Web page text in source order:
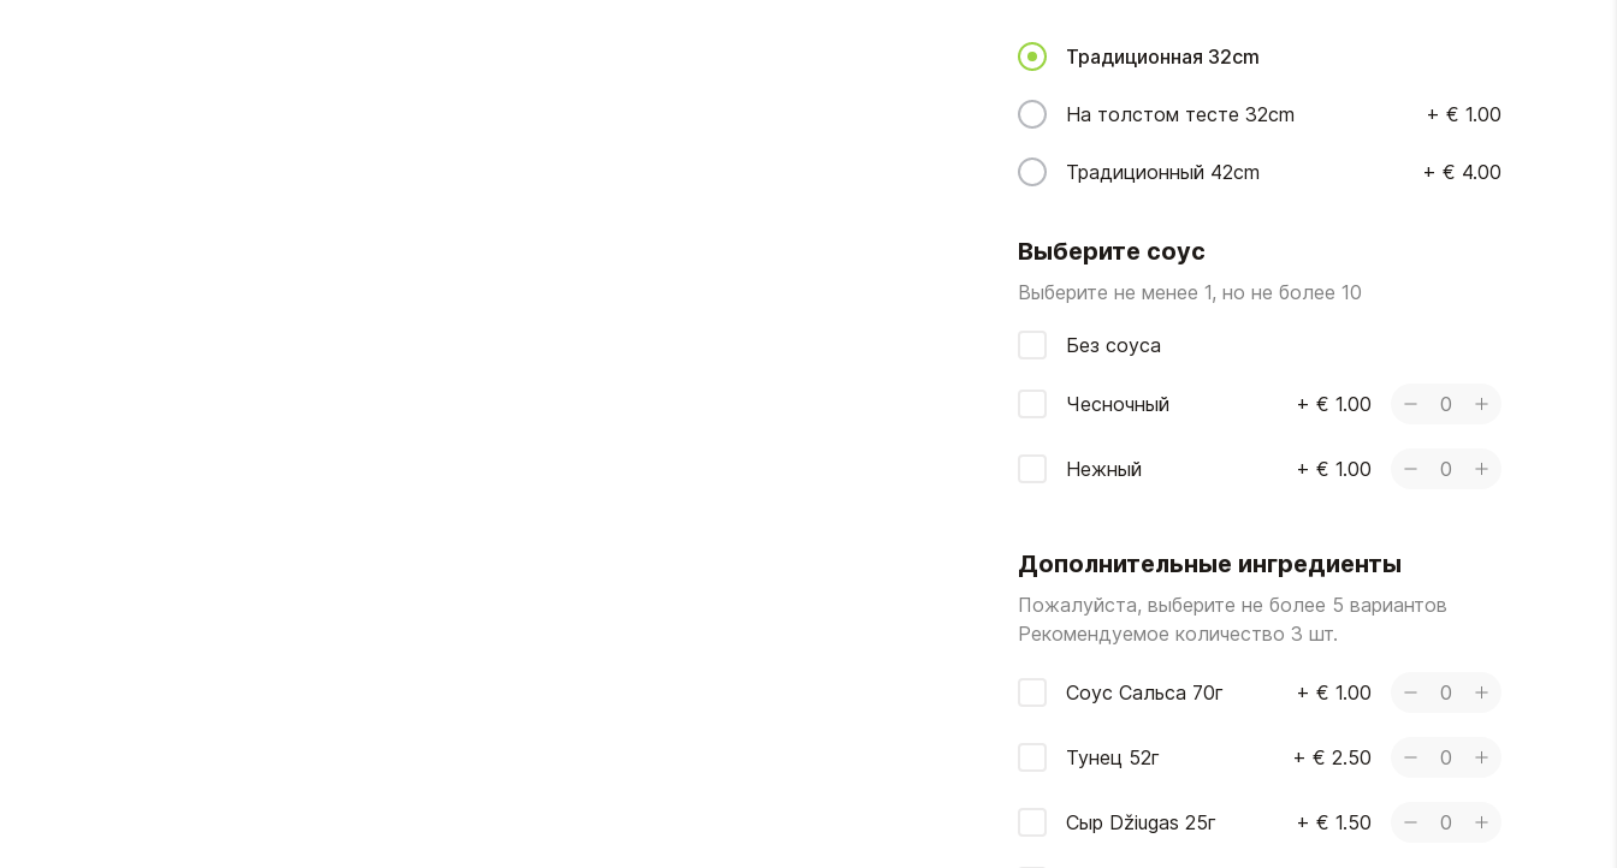
Традиционная 32cm
На толстом тесте 32cm + € 1.00
Традиционный 42cm + € 4.00
Выберите соус
Выберите не менее 1, но не более 10
Без соуса
Чесночный + € 1.00 0
Нежный + € 1.00 0
Дополнительные ингредиенты
Пожалуйста, выберите не более 5 вариантов
Рекомендуемое количество 3 шт.
Соус Сальса 70г + € 1.00 0
Тунец 52г + € 2.50 0
Сыр Džiugas 25г + € 1.50 0